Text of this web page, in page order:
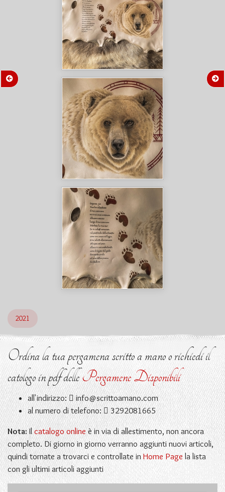
2021
Ordina la tua pergamena scritto a mano o richiedi il
catologo in pdf dellePergamene Disponibili
all'indirizzo: info@scrittoamano.com
al numero di telefono:
3292081665
Nota:Il catalogo onlineè in via di allestimento, non ancora
completo. Di giorno in giorno verranno aggiunti nuovi articoli,
quindi tornate a trovarci e controllate in Home Page la lista
con gli ultimi articoli aggiunti